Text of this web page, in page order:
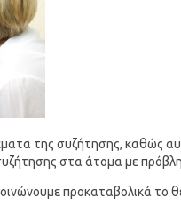
της συζήτησης, καθώς
στα άτομα με
προκαταβολικά το